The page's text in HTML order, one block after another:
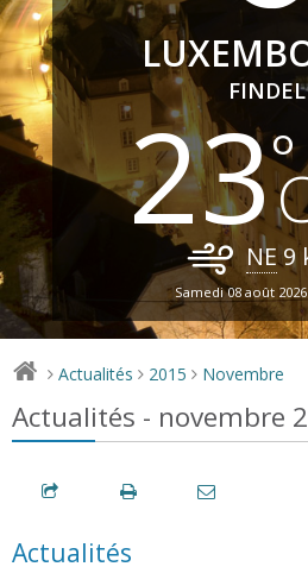
FINDEL
23
NE9
Samedi 08 août
> Actualités > 2015 > Novembre
Actualités - novembre
Actualités